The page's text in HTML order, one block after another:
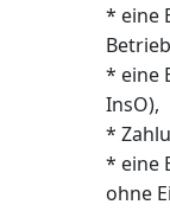
* eine
* eine
InsO),
*
* eine
ohne